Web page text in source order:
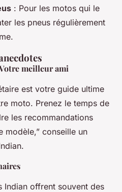
: Pour les motos qui le
les pneus régulièrement
meilleur ami
est votre guide ultime
moto. Prenez le temps de
les recommandations
modèle,” conseille un
Indian offrent souvent des